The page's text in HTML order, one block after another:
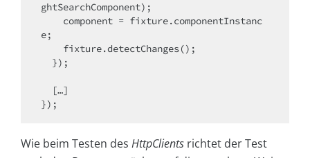
ghtSearchComponent);
e;
Wie beim Testen des HttpClients richtet der Test